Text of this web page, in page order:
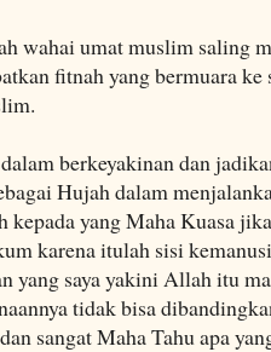
wahai umat muslim saling
fitnah yang bermuara
berkeyakinan dan
Hujah dalam
kepada yang Maha Kuasa
karena itulah sisi
yang saya yakini Allah itu
tidak bisa
sangat Maha Tahu apa